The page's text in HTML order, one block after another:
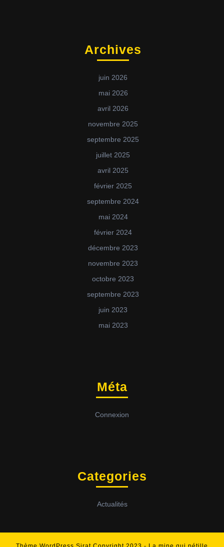
Archives
juin 2026
mai 2026
avril 2026
novembre 2025
septembre 2025
juillet 2025
avril 2025
février 2025
septembre 2024
mai 2024
février 2024
décembre 2023
novembre 2023
octobre 2023
septembre 2023
juin 2023
mai 2023
Méta
Connexion
Categories
Actualités